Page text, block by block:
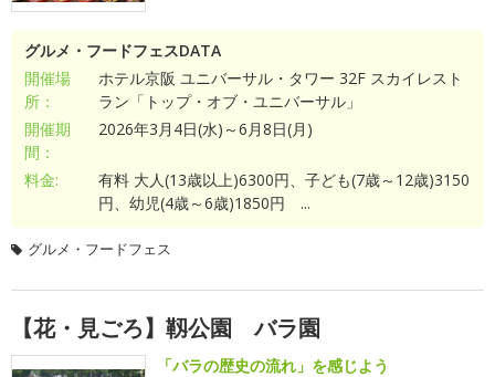
グルメ・フードフェスDATA
開催場
所：
ホテル京阪 ユニバーサル・タワー 32F スカイレスト
ラン「トップ・オブ・ユニバーサル」
開催期
間：
2026年3月4日(水)～6月8日(月)
料金:
有料 大人(13歳以上)6300円、子ども(7歳～12歳)3150
円、幼児(4歳～6歳)1850円 ...
グルメ・フードフェス
【花・見ごろ】靱公園 バラ園
「バラの歴史の流れ」を感じよう